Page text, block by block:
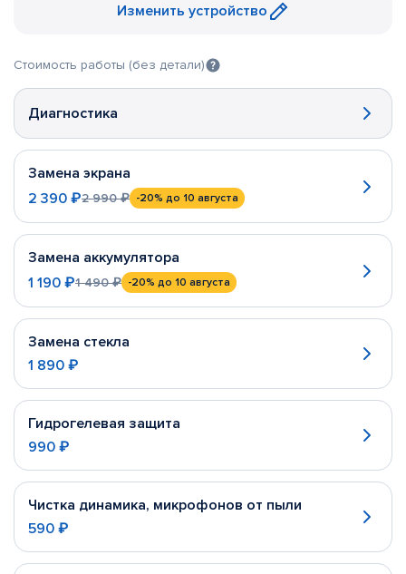
Изменить устройство
Стоимость работы (без детали)
Диагностика
Замена экрана
2 390 ₽2 990 ₽ -20% до 10 августа
Замена аккумулятора
1 190 ₽1 490 ₽ -20% до 10 августа
Замена стекла
1 890 ₽
Гидрогелевая защита
990 ₽
Чистка динамика, микрофонов от пыли
590 ₽